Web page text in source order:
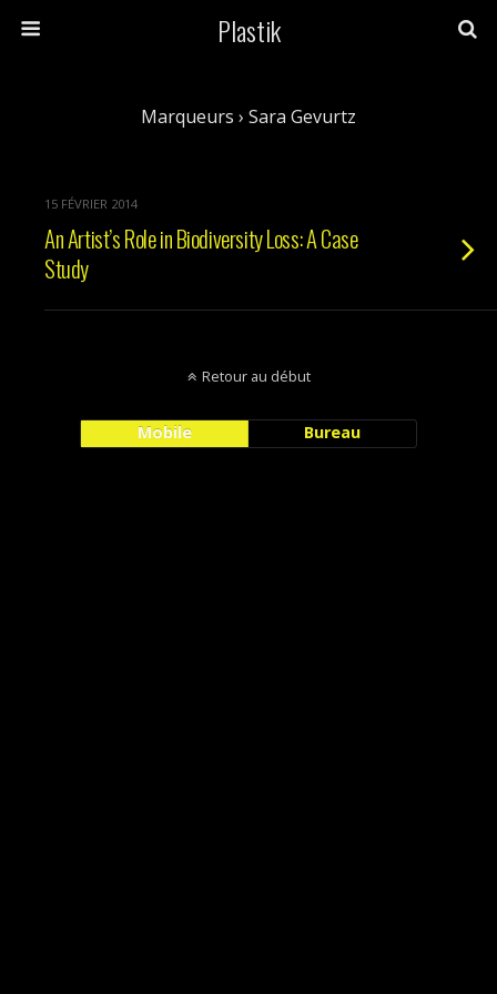
Plastik
Marqueurs › Sara Gevurtz
15 FÉVRIER 2014
An Artist’s Role in Biodiversity Loss: A Case
Study
Retour au début
Mobile Bureau